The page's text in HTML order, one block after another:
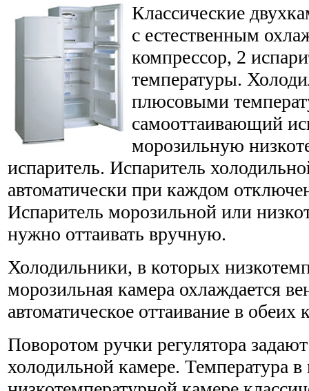
Классические
с естественным
компрессор, 2
температуры.
плюсовыми
самооттаивающий
морозильную
испаритель. Испаритель
автоматически при каждом
Испаритель морозильной или
нужно оттаивать вручную.
Холодильники, в которых
морозильная камера охлаждается
автоматическое оттаивание в обеих
Поворотом ручки регулятора
холодильной камере. Температура